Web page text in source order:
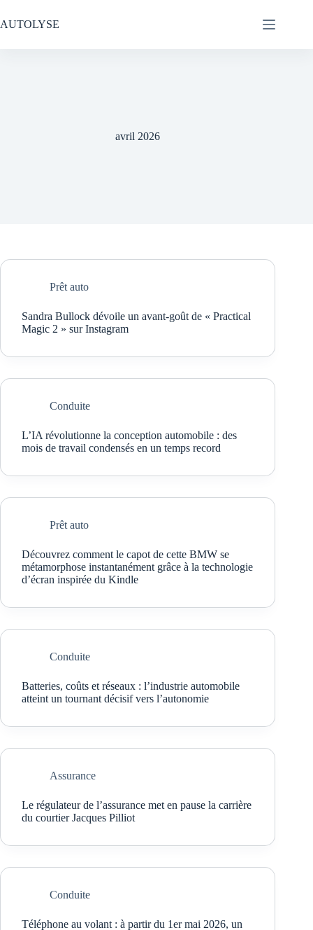
au
contenu
AUTOLYSE
avril 2026
Prêt auto
Sandra Bullock dévoile un avant-goût de « Practical
Magic 2 » sur Instagram
Conduite
L’IA révolutionne la conception automobile : des
mois de travail condensés en un temps record
Prêt auto
Découvrez comment le capot de cette BMW se
métamorphose instantanément grâce à la technologie
d’écran inspirée du Kindle
Conduite
Batteries, coûts et réseaux : l’industrie automobile
atteint un tournant décisif vers l’autonomie
Assurance
Le régulateur de l’assurance met en pause la carrière
du courtier Jacques Pilliot
Conduite
Téléphone au volant : à partir du 1er mai 2026, un